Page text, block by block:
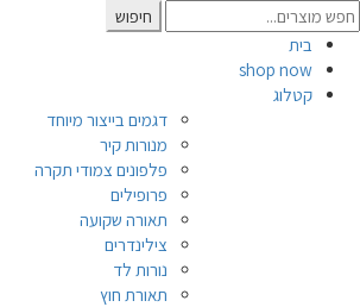
Search
for:
חיפוש
בית
shop now
קטלוג
דגמים בייצור מיוחד
מנורות קיר
פלפונים צמודי תקרה
פרופילים
תאורה שקועה
צילינדרים
נורות לד
תאורת חוץ